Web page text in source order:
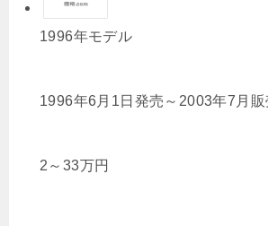
1996年モデル
1996年6月1日発売～2003年7月販
2 ～ 33万円